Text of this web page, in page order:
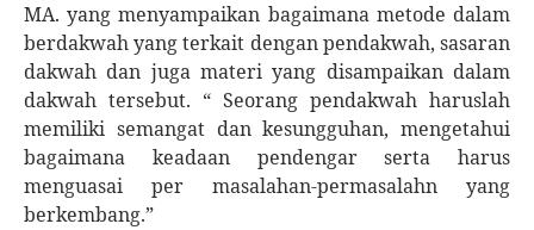
MA. yang menyampaikan bagaimana metode dalam
berdakwah yang terkait dengan pendakwah, sasaran
dakwah dan juga materi yang disampaikan dalam
dakwah tersebut. “ Seorang pendakwah haruslah
memiliki semangat dan kesungguhan, mengetahui
bagaimana keadaan pendengar serta harus
menguasai per masalahan-permasalahn yang
berkembang.”